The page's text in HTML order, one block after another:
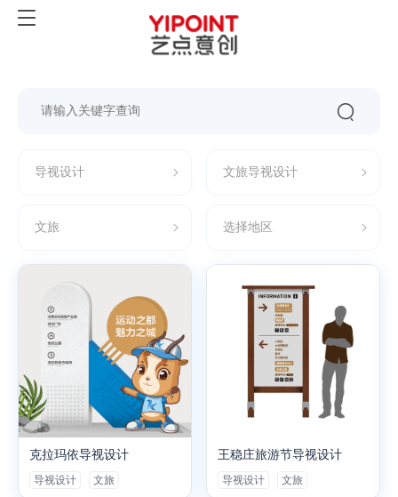
导视设计 文旅导视设计
文旅 选择地区
克拉玛依导视设计
导视设计 文旅
王稳庄旅游节导视设计
导视设计 文旅